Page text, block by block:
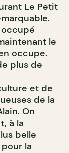
Le Petit
occupé
le
occupe.
plus de
et de
de la
On
à la
belle
la